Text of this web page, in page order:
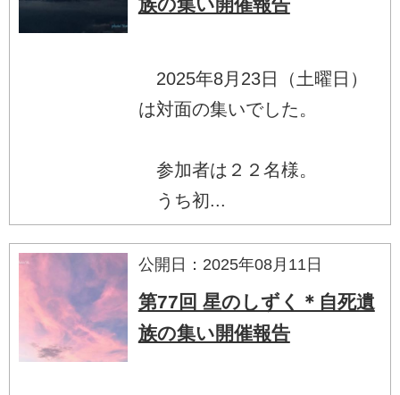
2025年8月23日（土曜日）
は対面の集いでした。
参加者は２２名様。
うち初...
公開日：2025年08月11日
第77回 星のしずく＊自死遺
族の集い開催報告